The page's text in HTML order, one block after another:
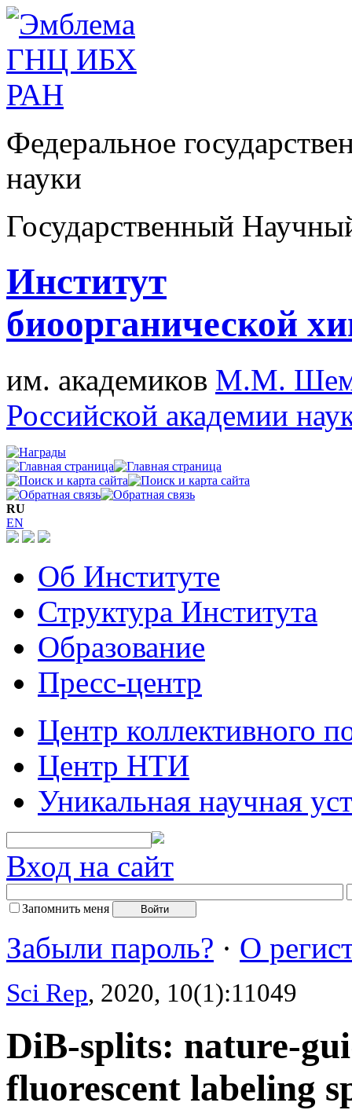
Федеральное
науки
Государственный
Институт
биоорганической
им. академиков М.М.
Российской академии
RU
EN
Об Институте
Структура Института
Образование
Пресс-центр
Центр коллективного
Центр НТИ
Уникальная научная
Вход на сайт
Запомнить меня
Забыли пароль? · О
Sci Rep, 2020, 10(1):11049
DiB-splits: nature-
fluorescent labeling